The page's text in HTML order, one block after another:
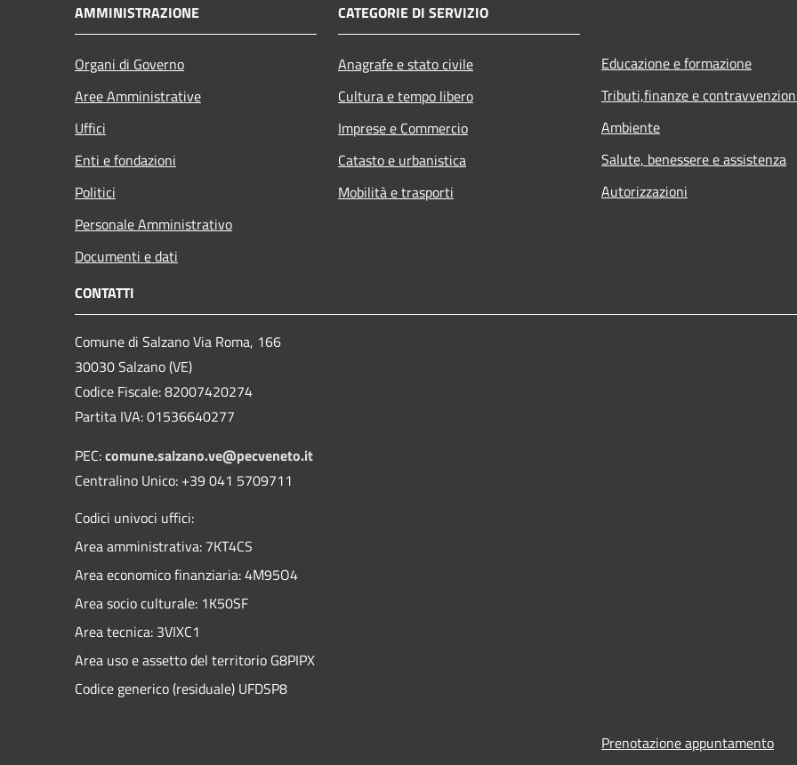
AMMINISTRAZIONE
Organi di Governo
Aree Amministrative
Uffici
Enti e fondazioni
Politici
Personale Amministrativo
Documenti e dati
CATEGORIE DI SERVIZIO
Anagrafe e stato civile
Cultura e tempo libero
Imprese e Commercio
Catasto e urbanistica
Mobilità e trasporti
Educazione e formazione
Tributi,finanze e
Ambiente
Salute, benessere e assistenza
Autorizzazioni
CONTATTI
Comune di Salzano Via Roma, 166
30030 Salzano (VE)
Codice Fiscale: 82007420274
Partita IVA: 01536640277
PEC:comune.salzano.ve@pecveneto.it
Centralino Unico: +39 041 5709711
Codici univoci uffici:
Area amministrativa: 7KT4CS
Area economico finanziaria: 4M95O4
Area socio culturale: 1K50SF
Area tecnica: 3VIXC1
Area uso e assetto del territorio G8PIPX
Codice generico (residuale) UFDSP8
Prenotazione appuntamento